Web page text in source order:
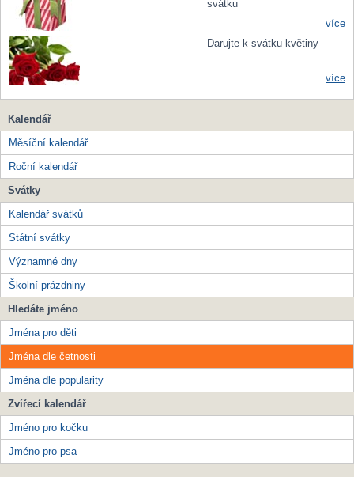
svátku
více
Darujte k svátku květiny
více
Kalendář
Měsíční kalendář
Roční kalendář
Svátky
Kalendář svátků
Státní svátky
Významné dny
Školní prázdniny
Hledáte jméno
Jména pro děti
Jména dle četnosti
Jména dle popularity
Zvířecí kalendář
Jméno pro kočku
Jméno pro psa